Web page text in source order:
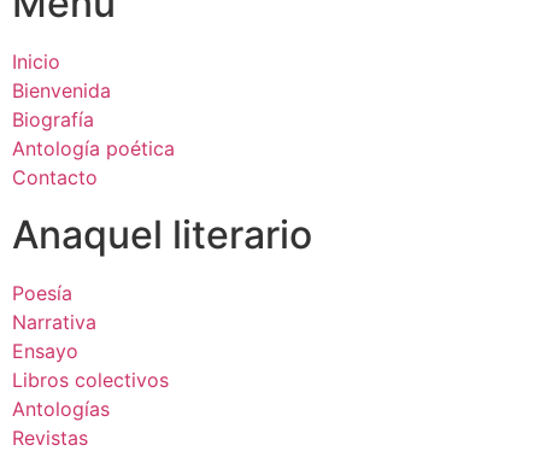
Inicio
Bienvenida
Biografía
Antología poética
Contacto
Anaquel literario
Poesía
Narrativa
Ensayo
Libros colectivos
Antologías
Revistas